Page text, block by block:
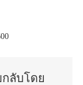
กลับโดย